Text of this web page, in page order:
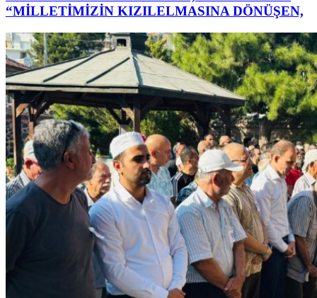
“MİLLETİMİZİN KIZILELMASINA DÖNÜŞEN,